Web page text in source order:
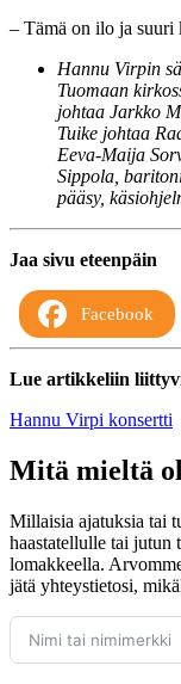
– Tämä on ilo ja suuri
Hannu Virpin
Tuomaan
johtaa Jarkko
Tuike johtaa
Eeva-Maija
Sippola,
pääsy,
Jaa sivu eteenpäin
Facebook
Lue artikkeliin
Hannu Virpi konsertti
Mitä mieltä
Millaisia ajatuksia tai
haastatellulle tai jutun
lomakkeella.
jätä yhteystietosi,